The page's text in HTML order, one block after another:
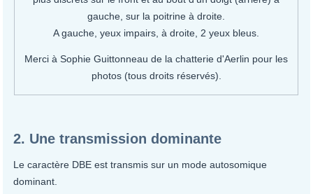
gauche, sur la poitrine à droite.
A gauche, yeux impairs, à droite, 2 yeux bleus.
Merci à Sophie Guittonneau de la chatterie d'Aerlin pour les
photos (tous droits réservés).
2. Une transmission dominante
Le caractère DBE est transmis sur un mode autosomique
dominant.